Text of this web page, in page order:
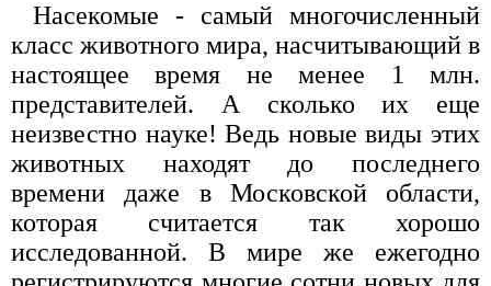
Насекомые - самый многочисленный
класс животного мира, насчитывающий в
настоящее время не менее 1 млн.
представителей. А сколько их еще
неизвестно науке! Ведь новые виды этих
животных находят до последнего
времени даже в Московской области,
которая считается так хорошо
исследованной. В мире же ежегодно